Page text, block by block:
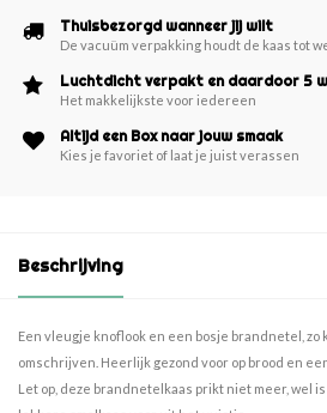
Thuisbezorgd wanneer jij wilt
De vacuüm verpakking houdt de kaas tot
Luchtdicht verpakt en daardoor 5
Het makkelijkste voor iedereen
Altijd een Box naar jouw smaak
Kies je favoriet of laat je juist verassen
Beschrijving
Een vleugje knoflook en een bosje brandnetel, zo
omschrijven. Heerlijk gezond voor op brood en
Let op, deze brandnetelkaas prikt niet meer, wel